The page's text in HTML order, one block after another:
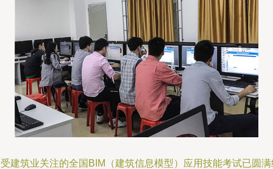
建筑业关注的全国BIM（建筑信息模型）应用技能考试已圆满